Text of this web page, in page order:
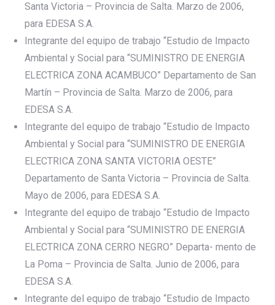
Santa Victoria – Provincia de Salta. Marzo de 2006,
para EDESA S.A.
Integrante del equipo de trabajo “Estudio de Impacto
Ambiental y Social para “SUMINISTRO DE ENERGIA
ELECTRICA ZONA ACAMBUCO” Departamento de San
Martín – Provincia de Salta. Marzo de 2006, para
EDESA S.A.
Integrante del equipo de trabajo “Estudio de Impacto
Ambiental y Social para “SUMINISTRO DE ENERGIA
ELECTRICA ZONA SANTA VICTORIA OESTE”
Departamento de Santa Victoria – Provincia de Salta.
Mayo de 2006, para EDESA S.A.
Integrante del equipo de trabajo “Estudio de Impacto
Ambiental y Social para “SUMINISTRO DE ENERGIA
ELECTRICA ZONA CERRO NEGRO” Departa- mento de
La Poma – Provincia de Salta. Junio de 2006, para
EDESA S.A.
Integrante del equipo de trabajo “Estudio de Impacto